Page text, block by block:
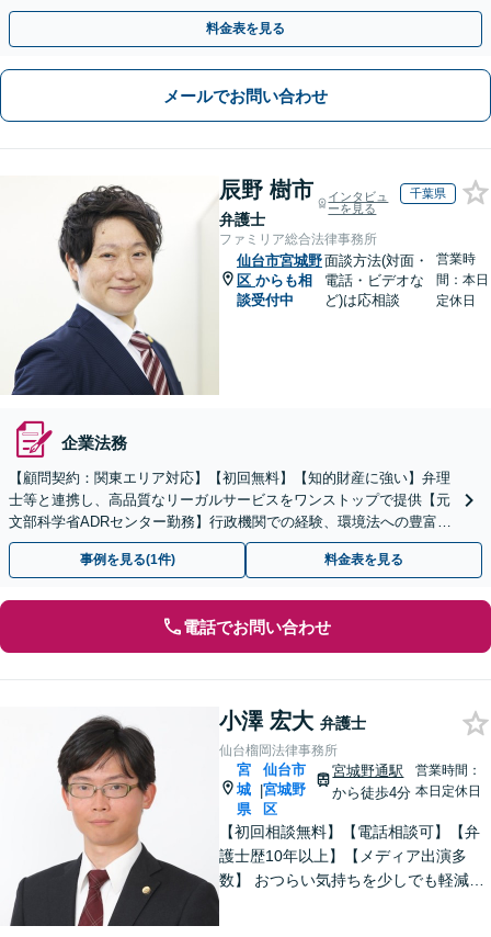
や契約書作成・交渉はお任せください【初回無料】
料金表を見る
メールでお問い合わせ
辰野 樹市
弁護士
インタビュ
ーを見る
千葉県
ファミリア総合法律事務所
仙台市宮城野
区 からも相
談受付中
面談方法(対面・
電話・ビデオな
ど)は応相談
営業時
間：本日
定休日
企業法務
【顧問契約：関東エリア対応】【初回無料】【知的財産に強い】弁理
士等と連携し、高品質なリーガルサービスをワンストップで提供【元
文部科学省ADRセンター勤務】行政機関での経験、環境法への豊富な
知識を活かし、事業者さまの抱える問題を解決へ導きます
事例を見る(1件) 料金表を見る
電話でお問い合わせ
小澤 宏大 弁護士
仙台榴岡法律事務所
宮
城
県
|
仙台市
宮城野
区
宮城野通駅
から徒歩4分
営業時間：
本日定休日
【初回相談無料】【電話相談可】【弁
護士歴10年以上】【メディア出演多
数】 おつらい気持ちを少しでも軽減し